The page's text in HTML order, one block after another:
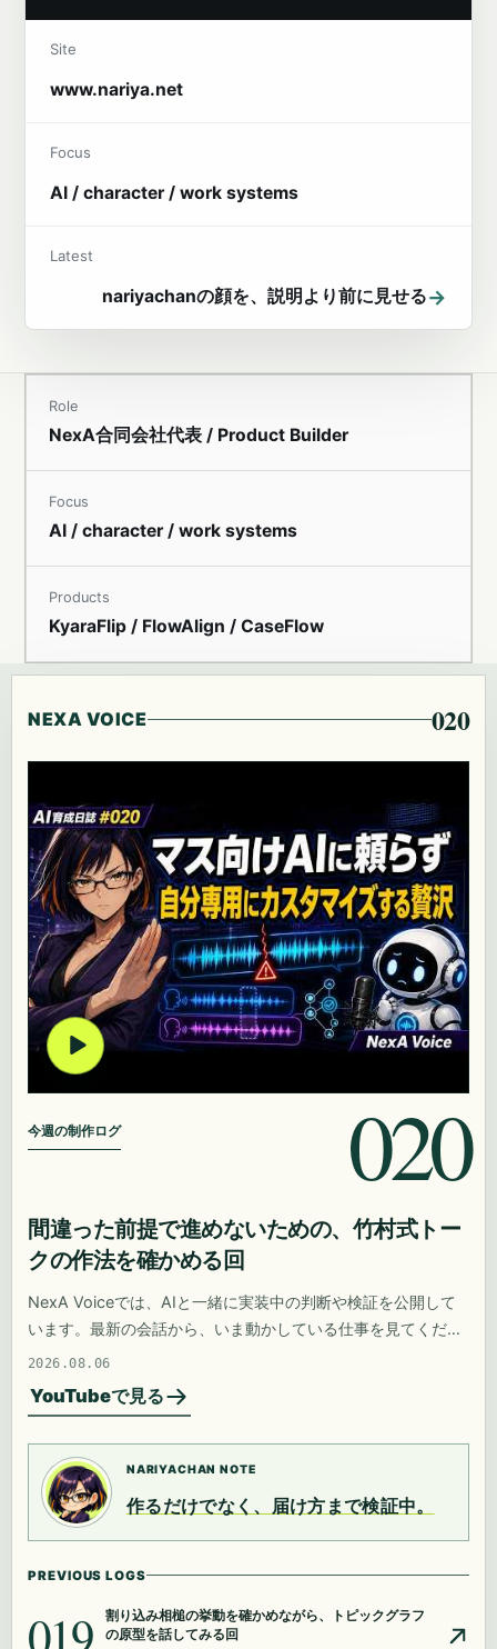
Site
www.nariya.net
Focus
AI / character / work systems
Latest
nariyachanの顔を、説明より前に見せる→
Role
NexA合同会社代表 / Product Builder
Focus
AI / character / work systems
Products
KyaraFlip / FlowAlign / CaseFlow
NEXA VOICE 020
今週の制作ログ 020
間違った前提で進めないための、竹村式トー
クの作法を確かめる回
NexA Voiceでは、AIと一緒に実装中の判断や検証を公開して
います。最新の会話から、いま動かしている仕事を見てくださ
い。
2026.08.06
YouTubeで見る
NARIYACHAN NOTE
作るだけでなく、届け方まで検証中。
PREVIOUS LOGS
019
割り込み相槌の挙動を確かめながら、トピックグラフ
の原型を話してみる回